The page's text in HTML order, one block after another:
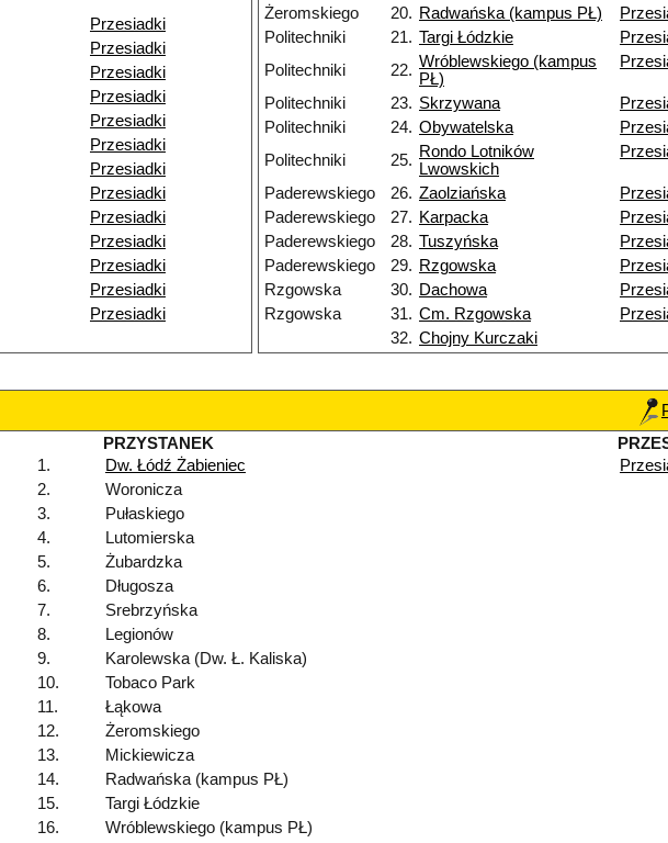
Przesiadki
Przesiadki
Przesiadki
Przesiadki
Przesiadki
Przesiadki
Przesiadki
Przesiadki
Przesiadki
Przesiadki
Przesiadki
Przesiadki
Przesiadki
Żeromskiego
20. Radwańska (kampus PŁ)
Politechniki
21. Targi Łódzkie
Politechniki
22. Wróblewskiego (kampus
PŁ)
Politechniki 23. Skrzywana
Politechniki
24. Obywatelska
Politechniki
25. Rondo Lotników
Lwowskich
Paderewskiego 26. Zaolziańska
Paderewskiego
27. Karpacka
Paderewskiego
28. Tuszyńska
Paderewskiego
29. Rzgowska
Rzgowska
30. Dachowa
Rzgowska
31. Cm. Rzgowska
32. Chojny Kurczaki
PRZYSTANEK
1.
Dw. Łódź Żabieniec
2.
Woronicza
3.
Pułaskiego
4.
Lutomierska
5.
Żubardzka
6.
Długosza
7.
Srebrzyńska
8.
Legionów
9.
Karolewska (Dw. Ł. Kaliska)
10.
Tobaco Park
11.
Łąkowa
12.
Żeromskiego
13.
Mickiewicza
14.
Radwańska (kampus PŁ)
15.
Targi Łódzkie
16. Wróblewskiego (kampus PŁ)